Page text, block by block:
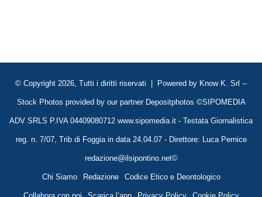
© Copyright 2026, Tutti i diritti riservati | Powered by Know K. Srl --
Stock Photos provided by our partner Depositphotos ©SIPOMEDIA
ADV SRLS P.IVA 04409080712 www.sipomedia.it - Testata Giornalistica
reg. n. 7/07, Trib di Foggia in data 24.04.07 - Direttore: Luca Pernice
redazione@ilsipontino.net©
Chi Siamo Redazione Codice Etico e Deontologico